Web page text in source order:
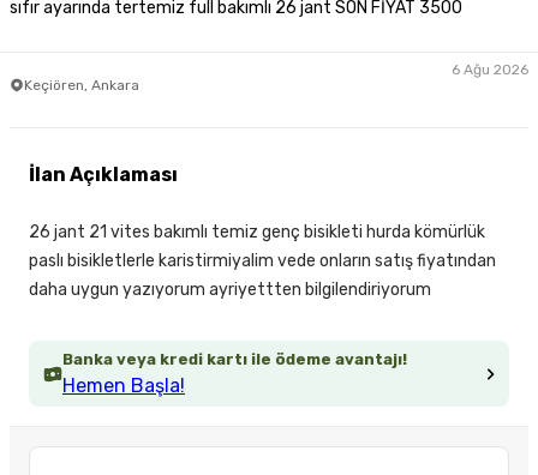
sıfır ayarında tertemiz full bakımlı 26 jant SON FİYAT 3500
Keçiören, Ankara
6 Ağu 2026
Banka veya kredi kartı ile ödeme avantajı!
Hemen Başla!
İlan Açıklaması
26 jant 21 vites bakımlı temiz genç bisikleti hurda kömürlük
paslı bisikletlerle karistirmiyalim vede onların satış fiyatından
daha uygun yazıyorum ayriyettten bilgilendiriyorum